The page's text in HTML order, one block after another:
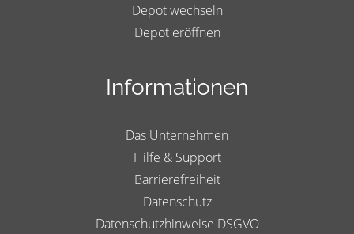
Depot wechseln
Depot eröffnen
Informationen
Das Unternehmen
Hilfe & Support
Barrierefreiheit
Datenschutz
Datenschutzhinweise DSGVO